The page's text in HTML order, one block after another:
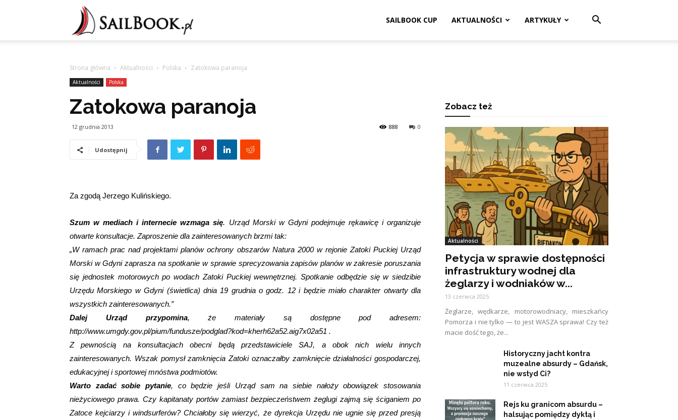
SAILBOOK CUP AKTUALNOŚCI ARTYKUŁY
Strona główna Aktualności Polska Zatokowa paranoja
Aktualności Polska
Zatokowa paranoja
12 grudnia 2013 0
888
Udostępnij
Za zgodą Jerzego Kulińskiego.
Szum w mediach i internecie wzmaga się. Urząd Morski w Gdyni podejmuje rękawicę i organizuje
otwarte konsultacje. Zaproszenie dla zainteresowanych brzmi tak:
„W ramach prac nad projektami planów ochrony obszarów Natura 2000 w rejonie Zatoki Puckiej Urząd
Morski w Gdyni zaprasza na spotkanie w sprawie sprecyzowania zapisów planów w zakresie poruszania
się jednostek motorowych po wodach Zatoki Puckiej wewnętrznej. Spotkanie odbędzie się w siedzibie
Urzędu Morskiego w Gdyni (świetlica) dnia 19 grudnia o godz. 12 i będzie miało charakter otwarty dla
wszystkich zainteresowanych.”
Dalej Urząd przypomina, że materiały są dostępne pod adresem:
http://www.umgdy.gov.pl/pium/fundusze/podglad?kod=kherh62a52.aig7x02a51 .
Z pewnością na konsultacjach obecni będą przedstawiciele SAJ, a obok nich wielu innych
zainteresowanych. Wszak pomysł zamknięcia Zatoki oznaczałby zamknięcie działalności gospodarczej,
edukacyjnej i sportowej mnóstwa podmiotów.
Warto zadać sobie pytanie, co będzie jeśli Urząd sam na siebie nałoży obowiązek stosowania
nieżyciowego prawa. Czy kapitanaty portów zamiast bezpieczeństwem żeglugi zajmą się ściganiem po
Zatoce kejciarzy i windsurferów? Chciałoby się wierzyć, że dyrekcja Urzędu nie ugnie się przed presją
Zobacz też
Aktualności
Petycja w sprawie dostępności
infrastruktury wodnej dla
żeglarzy i wodniaków w...
13 czerwca 2025
Żeglarze, wędkarze, motorowodniacy, mieszkańcy
Pomorza i nie tylko — to jest WASZA sprawa! Czy też
macie dość tego, że...
Historyczny jacht kontra
muzealne absurdy – Gdańsk,
nie wstyd Ci?
11 czerwca 2025
Rejs ku granicom absurdu –
halsując pomiędzy dyktą i